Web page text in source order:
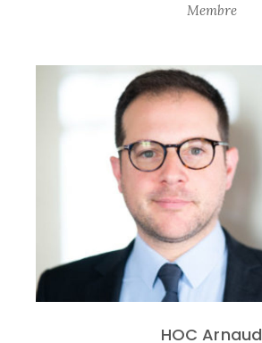
Membre
HOC Arnaud